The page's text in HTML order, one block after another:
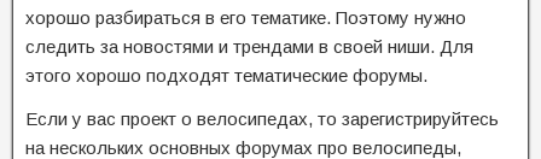
хорошо разбираться в его тематике. Поэтому нужно
следить за новостями и трендами в своей ниши. Для
этого хорошо подходят тематические форумы.
Если у вас проект о велосипедах, то зарегистрируйтесь
на нескольких основных форумах про велосипеды,